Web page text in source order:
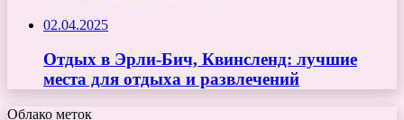
02.04.2025
Отдых в Эрли-Бич, Квинсленд: лучшие
места для отдыха и развлечений
Облако меток